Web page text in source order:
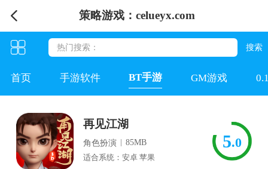
策略游戏：celueyx.com
首页 手游软件 BT手游 GM游戏
再见江湖
角色扮演 |85MB
适合系统：安卓 苹果
5.0